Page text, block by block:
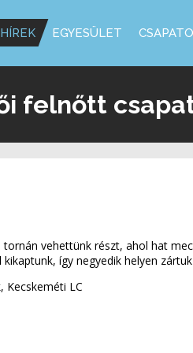
HÍREK EGYESÜLET
felnőtt
vehettünk részt, ahol hat
így negyedik helyen
Kecskeméti LC